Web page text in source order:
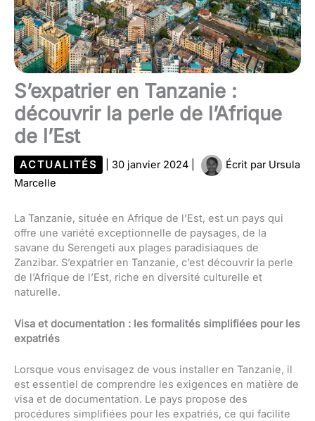
S’expatrier en Tanzanie :
découvrir la perle de l’Afrique
de l’Est
ACTUALITÉS 30 janvier 2024 Écrit par Ursula
Marcelle
La Tanzanie, située en Afrique de l’Est, est un pays qui
offre une variété exceptionnelle de paysages, de la
savane du Serengeti aux plages paradisiaques de
Zanzibar. S’expatrier en Tanzanie, c’est découvrir la perle
de l’Afrique de l’Est, riche en diversité culturelle et
naturelle.
Visa et documentation : les formalités simplifiées pour les
expatriés
Lorsque vous envisagez de vous installer en Tanzanie, il
est essentiel de comprendre les exigences en matière de
visa et de documentation. Le pays propose des
procédures simplifiées pour les expatriés, ce qui facilite